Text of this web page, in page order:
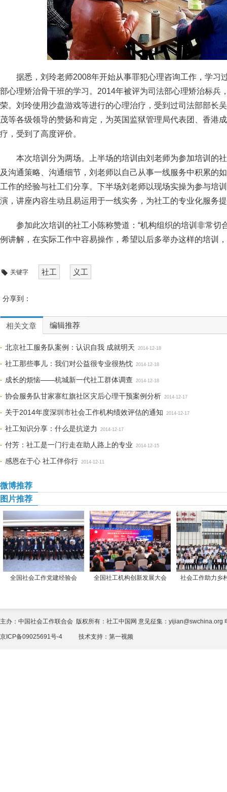
据悉，刘玲老师2008年开始从事罪犯心理咨询工作，学习
部心理矫治骨干班的学习。2014年被评为司法部心理矫治标兵
荣。刘玲使用沙盘游戏等进行的心理治疗，受到过司法部部长
茂等各级领导的赞扬和肯定，为英国监狱管理局代表团、香港
疗，受到了高度评价。
本次培训分为两场。上半场的培训由刘老师为参加培训的
及沟通策略、沟通细节，刘老师以自己从事一线服务中积累的
工作的经验与社工们分享。下半场刘老师以现场实操为参与培
演，讲座内容生动且易运用于一线实务，为社工的专业化服务
参加此次培训的社工小陈称赞道：“机构组织的培训非常切
例讲解，在实际工作中容易操作，希望以后多举办这样的培训
关键字 社工 义工
分享到：
相关文章 编辑推荐
北京社工服务队案例：认识自我 成就明天 2014-12-18
社工那些事儿：我们对公益很专业很热忱 2014-12-18
成长的烦恼——杭城新一代社工群体调查 2014-12-18
协会服务队甘家寨红旗社区灾后心理干预案例分析 2014-12-17
关于2014年度深圳市社会工作机构绩效评估的通知 2014-12-17
社工知识分享：什么是抗逆力 2014-12-17
付芳：社工是一门行走在助人路上的专业 2014-12-15
感恩在于心 社工伴你行 2014-12-11
微博推荐
图片推荐
全国社会工作党建经验会 全国社工机构创新发展大会 社会工作助力乡
主办：中国社会工作联合会 版权所有：社工中国网 意见征集：yijian@swchina.org
京ICP备09025691号-4 技术支持： 第一视频